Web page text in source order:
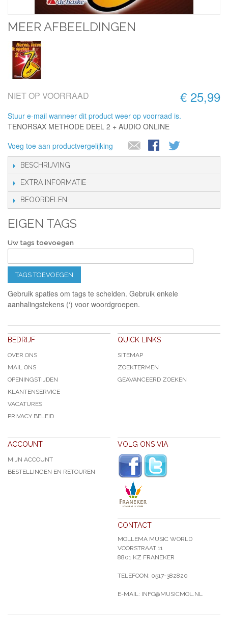
MEER AFBEELDINGEN
€ 25,99
NIET OP VOORRAAD
Stuur e-mail wanneer dit product weer op voorraad is.
TENORSAX METHODE DEEL 2 + AUDIO ONLINE
Voeg toe aan productvergelijking
BESCHRIJVING
EXTRA INFORMATIE
BEOORDELEN
EIGEN TAGS
Uw tags toevoegen
TAGS TOEVOEGEN
Gebruik spaties om tags te scheiden. Gebruik enkele
aanhalingstekens (‘) voor woordgroepen.
BEDRIJF
OVER ONS
MAIL ONS
OPENINGSTIJDEN
KLANTENSERVICE
VACATURES
PRIVACY BELEID
QUICK LINKS
SITEMAP
ZOEKTERMEN
GEAVANCEERD ZOEKEN
ACCOUNT
MIJN ACCOUNT
BESTELLINGEN EN RETOUREN
VOLG ONS VIA
CONTACT
MOLLEMA MUSIC WORLD
VOORSTRAAT 11
8801 KZ FRANEKER
TELEFOON: 0517-382820
E-MAIL: INFO@MUSICMOL.NL